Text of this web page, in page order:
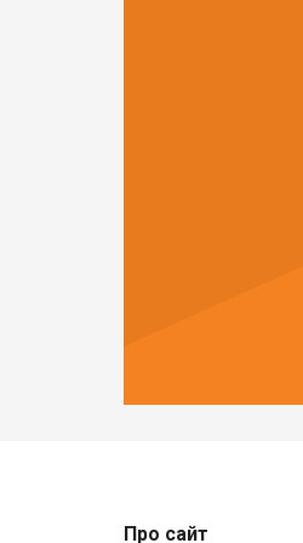
Про сайт